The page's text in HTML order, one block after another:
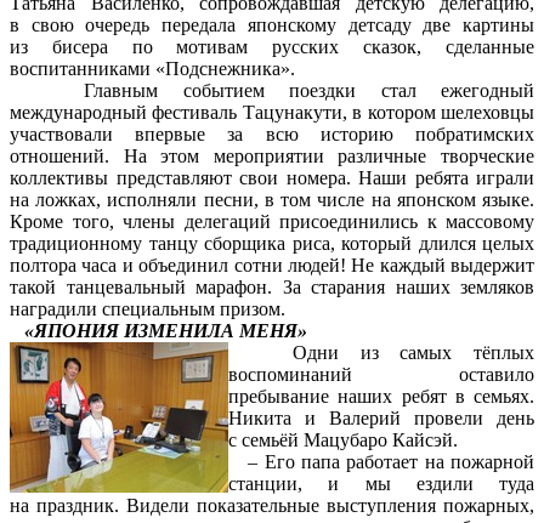
в свою очередь передала японскому детсаду две картины
из бисера по мотивам русских сказок, сделанные
воспитанниками «Подснежника».
Главным событием поездки стал ежегодный
международный фестиваль Тацунакути, в котором шелеховцы
участвовали впервые за всю историю побратимских
отношений. На этом мероприятии различные творческие
коллективы представляют свои номера. Наши ребята играли
на ложках, исполняли песни, в том числе на японском языке.
Кроме того, члены делегаций присоединились к массовому
традиционному танцу сборщика риса, который длился целых
полтора часа и объединил сотни людей! Не каждый выдержит
такой танцевальный марафон. За старания наших земляков
наградили специальным призом.
«ЯПОНИЯ ИЗМЕНИЛА МЕНЯ»
Одни из самых тёплых
воспоминаний оставило
пребывание наших ребят в семьях.
Никита и Валерий провели день
с семьёй Мацубаро Кайсэй.
– Его папа работает на пожарной
станции, и мы ездили туда
на праздник. Видели показательные выступления пожарных,